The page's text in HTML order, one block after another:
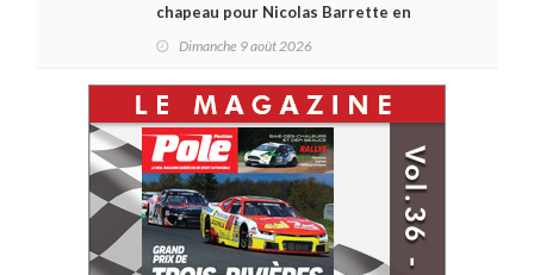
chapeau pour Nicolas Barrette en
Dimanche 9 août 2026